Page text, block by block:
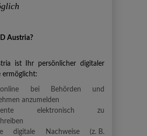
Austria?
ist Ihr persönlicher digitaler
ermöglicht:
bei Behörden und
anzumelden
elektronisch zu
digitale Nachweise (z. B.